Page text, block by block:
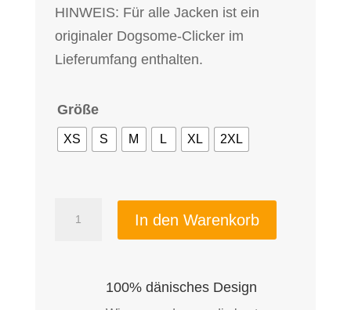
HINWEIS: Für alle Jacken ist ein
originaler Dogsome-Clicker im
Lieferumfang enthalten.
Größe
XS S M L XL 2XL
Winterjacke
In den Warenkorb
100% dänisches Design